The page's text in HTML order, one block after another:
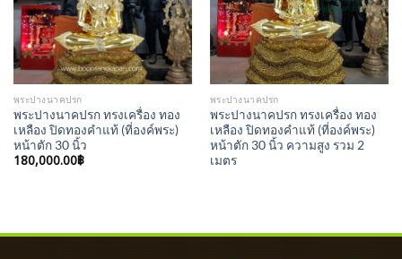
พระปางนาคปรก
พระปางนาคปรก ทรงเครื่อง ทอง
เหลือง ปิดทองคำแท้ (ที่องค์พระ)
หน้าตัก 30 นิ้ว
180,000.00฿
พระปางนาคปรก
พระปางนาคปรก ทรงเครื่อง ทอง
เหลือง ปิดทองคำแท้ (ที่องค์พระ)
หน้าตัก 30 นิ้ว ความสูง รวม 2
เมตร